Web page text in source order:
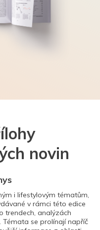
novin
i lifestylovým tématům,
v rámci této edice
trendech, analýzách
Témata se prolínají napříč